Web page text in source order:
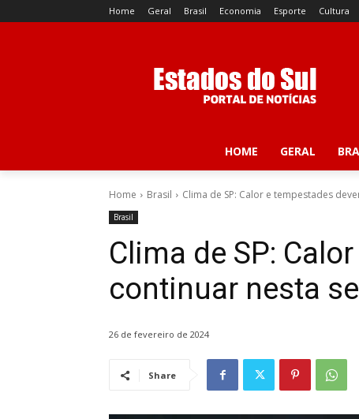
Home Geral Brasil Economia Esporte Cultura
HOME GERAL
Home Brasil Clima de SP: Calor e tempestades
Brasil
Clima de SP:
continuar nesta
26 de fevereiro de 2024
Share